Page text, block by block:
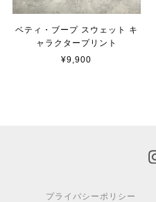
ベティ・ブープ スウェット キ
ャラクタープリント
¥9,900
プライバシーポリシー